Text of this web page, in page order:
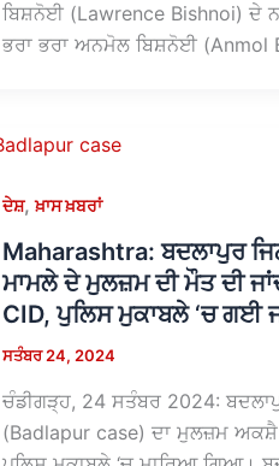
ਬਿਸ਼ਨੋਈ (Lawrence Bishnoi) ਦੇ
ਭਰਾ ਭਰਾ ਅਨਮੋਲ ਬਿਸ਼ਨੋਈ (Anmol
ਦੇਸ਼,ਖ਼ਾਸ ਖ਼ਬਰਾਂ
Maharashtra: ਬਦਲਾਪੁਰ
ਮਾਮਲੇ ਦੇ ਮੁਲਜ਼ਮ ਦੀ ਮੌਤ ਦੀ
CID, ਪੁਲਿਸ ਮੁਕਾਬਲੇ ‘ਚ ਗਈ
ਸਤੰਬਰ 24, 2024
ਚੰਡੀਗੜ੍ਹ, 24 ਸਤੰਬਰ 2024:
(Badlapur case) ਦਾ ਮੁਲਜ਼ਮ